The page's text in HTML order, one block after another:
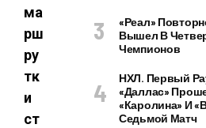
ма
рш
ру
тк
и
ст
«Реал»
Вышел В
Чемпионов
НХЛ. Первый
«Даллас»
«Каролина» И
Седьмой Матч